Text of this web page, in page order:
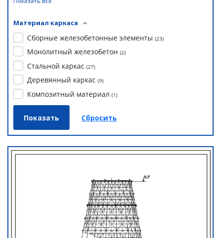
Материал каркаса
Сборные железобетонные элементы (23)
Монолитный железобетон (2)
Стальной каркас (27)
Деревянный каркас (9)
Композитный материал (1)